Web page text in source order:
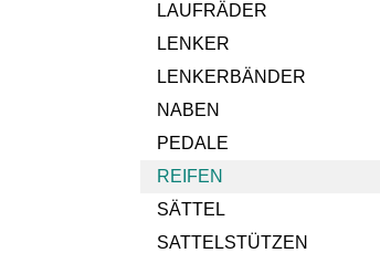
LAUFRÄDER
LENKER
LENKERBÄNDER
NABEN
PEDALE
REIFEN
SÄTTEL
SATTELSTÜTZEN